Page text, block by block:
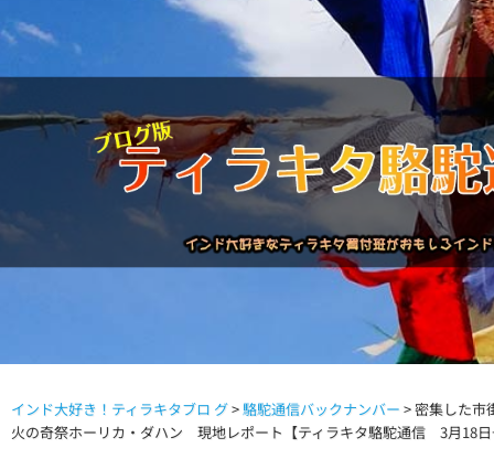
駱駝通信バックナンバー インドが大好き!! 商品につ
インド大好き！ティラキタブロ グ>駱駝通信バックナンバー >密集した市
火の奇祭ホーリカ・ダハン 現地レポート【ティラキタ駱駝通信 3月18